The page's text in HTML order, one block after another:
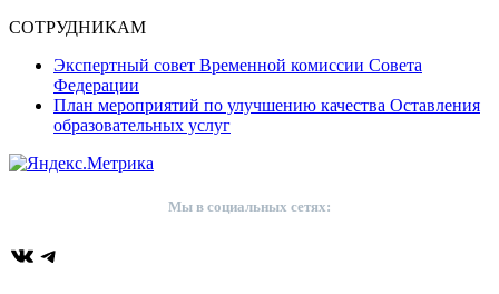
СОТРУДНИКАМ
Экспертный совет Временной комиссии Совета
Федерации
План мероприятий по улучшению качества Оставления
образовательных услуг
Мы в социальных сетях:
ВКонтакте
Telegram